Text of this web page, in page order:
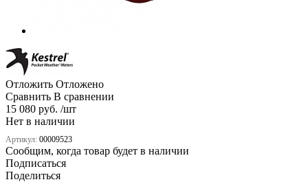
Отложить Отложено
Сравнить В сравнении
15 080 руб. /шт
Нет в наличии
Артикул: 00009523
Сообщим, когда товар будет в наличии
Подписаться
Поделиться